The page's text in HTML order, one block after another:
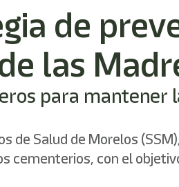
de
las
para mantener
de Salud de Morelos
cementerios, con el